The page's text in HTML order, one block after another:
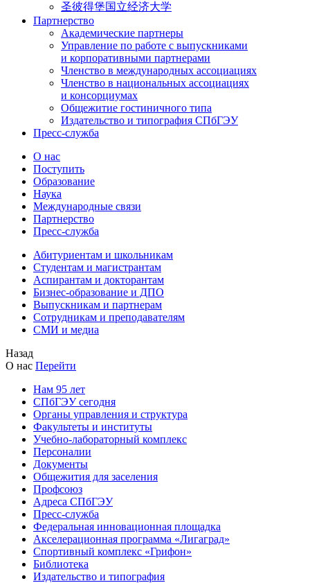
圣彼得堡国立经济大学
Партнерство
Академические партнеры
Управление по работе с выпускниками
и корпоративными партнерами
Членство в международных ассоциациях
Членство в национальных ассоциациях
и консорциумах
Общежитие гостиничного типа
Издательство и типография СПбГЭУ
Пресс-служба
О нас
Поступить
Образование
Наука
Международные связи
Партнерство
Пресс-служба
Абитуриентам и школьникам
Студентам и магистрантам
Аспирантам и докторантам
Бизнес-образование и ДПО
Выпускникам и партнерам
Сотрудникам и преподавателям
СМИ и медиа
Назад
О нас Перейти
Нам 95 лет
СПбГЭУ сегодня
Органы управления и структура
Факультеты и институты
Учебно-лабораторный комплекс
Персоналии
Документы
Общежития для заселения
Профсоюз
Адреса СПбГЭУ
Пресс-служба
Федеральная инновационная площадка
Акселерационная программа «Лигаград»­­
Спортивный комплекс «Грифон»
Библиотека
Издательство и типография